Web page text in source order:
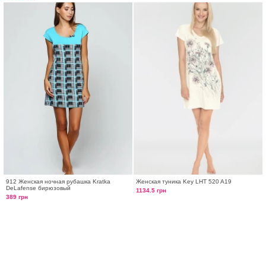
912 Женская ночная рубашка Kratka
DeLafense бирюзовый
389 грн
Женская туника Key LHT 520 A19
1134.5 грн